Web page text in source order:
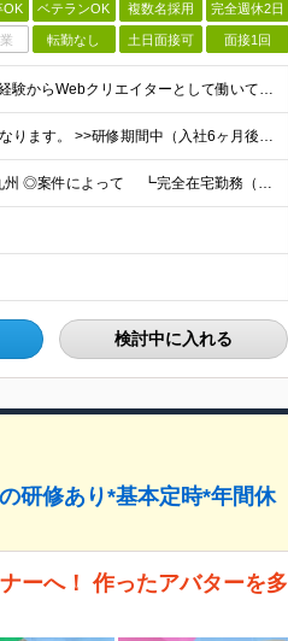
OK ベテランOK 複数名採用 完全週休2日
転勤なし 土日面接可 面接1回
【応募資格】 ＊学歴・経験不問！未経験者大歓迎＊ ◆未経験からWebクリエイターとして働いてみたい方 ◆第二新卒・ブランクのある方も大歓迎！ ★学歴・知識・経験は一切問いません！ ★面接は「ポート
月給25万円～50万円 研修期間中・試用期間中は給与が異なります。 >>研修期間中（入社6ヶ月後）の給与 一律：月給21万円～50万円 >>試用期間中（6ヶ月）の給与 関東：月給21万円～ 関西
★転勤なし★リモートあり★一都三県・名古屋・関西・九州 ◎案件によって ┗完全在宅勤務（フルリモート）も可能！ ┗希望に応じて幅広い働き方やプランが選べます！ ◆本社または一都三県 （東京都・
検討中に入れる
研修あり*基本定時*年間休
ーへ！ 作ったアバターを多